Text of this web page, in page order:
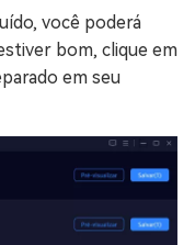
você poderá
bom, clique em
em seu